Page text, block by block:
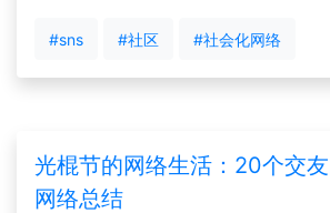
#sns #社区 #社会化网络
光棍节的网络生活：20个交
网络总结